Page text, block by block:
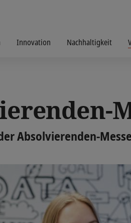
Innovation Nachhaltigkeit
Absolvierenden-